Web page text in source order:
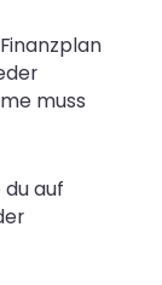
muss
du auf